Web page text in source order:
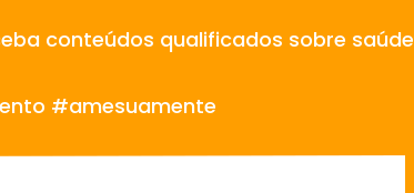
conteúdos qualificados sobre saúde
#amesuamente